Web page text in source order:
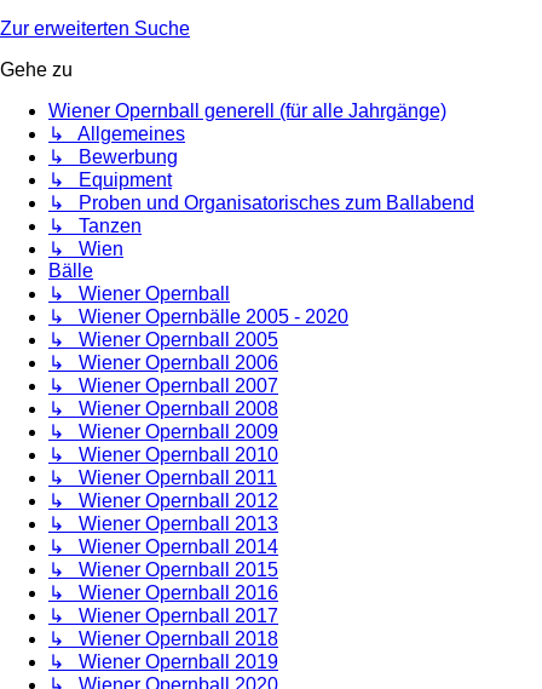
Zur erweiterten Suche
Gehe zu
Wiener Opernball generell (für alle Jahrgänge)
↳ Allgemeines
↳ Bewerbung
↳ Equipment
↳ Proben und Organisatorisches zum Ballabend
↳ Tanzen
↳ Wien
Bälle
↳ Wiener Opernball
↳ Wiener Opernbälle 2005 - 2020
↳ Wiener Opernball 2005
↳ Wiener Opernball 2006
↳ Wiener Opernball 2007
↳ Wiener Opernball 2008
↳ Wiener Opernball 2009
↳ Wiener Opernball 2010
↳ Wiener Opernball 2011
↳ Wiener Opernball 2012
↳ Wiener Opernball 2013
↳ Wiener Opernball 2014
↳ Wiener Opernball 2015
↳ Wiener Opernball 2016
↳ Wiener Opernball 2017
↳ Wiener Opernball 2018
↳ Wiener Opernball 2019